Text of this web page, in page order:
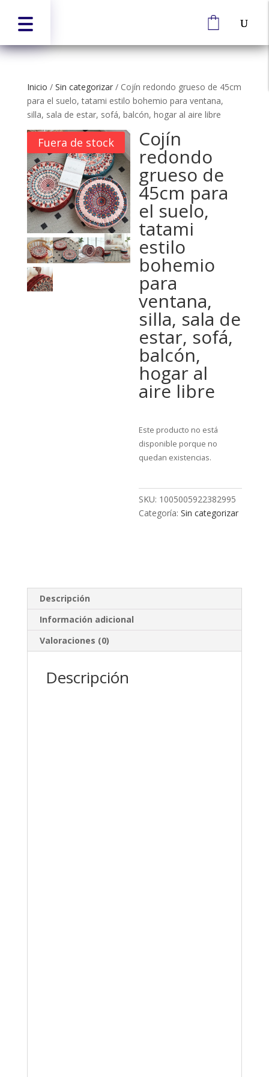
Inicio / Sin categorizar/ Cojín redondo grueso de 45cm
para el suelo, tatami estilo bohemio para ventana,
silla, sala de estar, sofá, balcón, hogar al aire libre
Fuera de stock Cojín
redondo
grueso de
45cm para
el suelo,
tatami
estilo
bohemio
para
ventana,
silla, sala de
estar, sofá,
balcón,
hogar al
aire libre
Este producto no está
disponible porque no
quedan existencias.
SKU: 1005005922382995
Categoría: Sin categorizar
Descripción
Información adicional
Valoraciones (0)
Descripción